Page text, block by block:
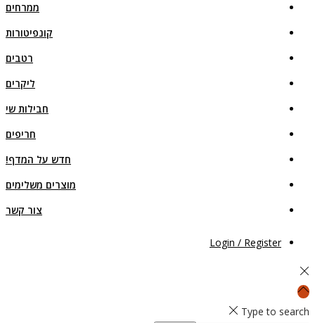
ממרחים
קונפיטורות
רטבים
ליקרים
חבילות שי
חריפים
חדש על המדף!
מוצרים משלימים
צור קשר
Login / Register
Type to search